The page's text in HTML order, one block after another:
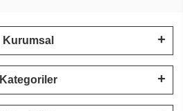
Kurumsal
Kategoriler